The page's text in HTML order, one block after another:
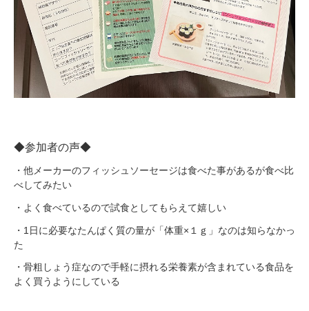
◆参加者の声◆
・他メーカーのフィッシュソーセージは食べた事があるが食べ比
べしてみたい
・よく食べているので試食としてもらえて嬉しい
・1日に必要なたんぱく質の量が「体重×１ｇ」なのは知らなかっ
た
・骨粗しょう症なので手軽に摂れる栄養素が含まれている食品を
よく買うようにしている